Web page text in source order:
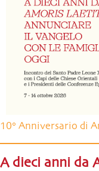
10° Anniversario di
A dieci anni da